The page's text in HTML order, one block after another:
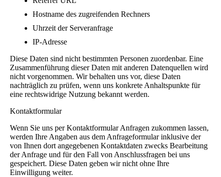
Hostname des zugreifenden Rechners
Uhrzeit der Serveranfrage
IP-Adresse
Diese Daten sind nicht bestimmten Personen zuordenbar. Eine
Zusammenführung dieser Daten mit anderen Datenquellen wird
nicht vorgenommen. Wir behalten uns vor, diese Daten
nachträglich zu prüfen, wenn uns konkrete Anhaltspunkte für
eine rechtswidrige Nutzung bekannt werden.
Kontaktformular
Wenn Sie uns per Kontaktformular Anfragen zukommen lassen,
werden Ihre Angaben aus dem Anfrageformular inklusive der
von Ihnen dort angegebenen Kontaktdaten zwecks Bearbeitung
der Anfrage und für den Fall von Anschlussfragen bei uns
gespeichert. Diese Daten geben wir nicht ohne Ihre
Einwilligung weiter.